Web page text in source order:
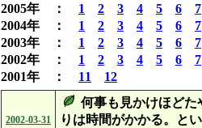
2005年 ： 1 2 3 4 5 6
7
2004年 ： 1 2 3 4 5 6
7
2003年 ： 1 2 3 4 5 6
7
2002年 ： 1 2 3 4 5 6
7
2001年 ： 11 12
2002-03-31
何事も見かけほどた
りは時間がかかる。と